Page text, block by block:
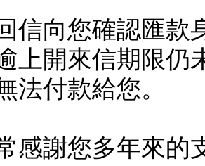
信向您確認匯款
上開來信期限仍
法付款給您。
感謝您多年來的